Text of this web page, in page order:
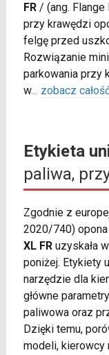
FR/ (ang.
przy krawędzi
felgę przed
Rozwiązanie
parkowania przy
w... zobacz
Etykieta
paliwa,
Zgodnie z
2020/740) opona
XL FRuzyskała
poniżej. Etykiety
narzędzie dla
główne
paliwowa oraz
Dzięki temu,
modeli, kierowcy